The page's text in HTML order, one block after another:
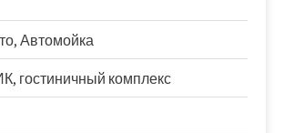
Автомойка
гостиничный комплекс